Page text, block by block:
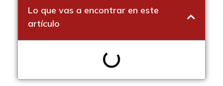
Lo que vas a encontrar en este
artículo